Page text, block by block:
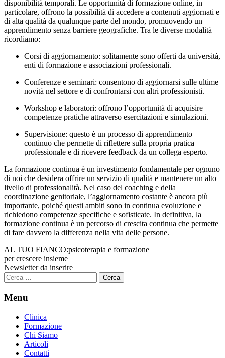
disponibilità temporali. Le opportunità di formazione online, in
particolare, offrono la possibilità di accedere a contenuti aggiornati e
di alta qualità da qualunque parte del mondo, promuovendo un
apprendimento senza barriere geografiche. Tra le diverse modalità
ricordiamo:
Corsi di aggiornamento: solitamente sono offerti da università,
enti di formazione e associazioni professionali.
Conferenze e seminari: consentono di aggiornarsi sulle ultime
novità nel settore e di confrontarsi con altri professionisti.
Workshop e laboratori: offrono l’opportunità di acquisire
competenze pratiche attraverso esercitazioni e simulazioni.
Supervisione: questo è un processo di apprendimento
continuo che permette di riflettere sulla propria pratica
professionale e di ricevere feedback da un collega esperto.
La formazione continua è un investimento fondamentale per ognuno
di noi che desidera offrire un servizio di qualità e mantenere un alto
livello di professionalità. Nel caso del coaching e della
coordinazione genitoriale, l’aggiornamento costante è ancora più
importante, poiché questi ambiti sono in continua evoluzione e
richiedono competenze specifiche e sofisticate. In definitiva, la
formazione continua è un percorso di crescita continua che permette
di fare davvero la differenza nella vita delle persone.
AL TUO FIANCO:psicoterapia e formazione
per crescere insieme
Newsletter da inserire
Ricerca
per:
Menu
Clinica
Formazione
Chi Siamo
Articoli
Contatti